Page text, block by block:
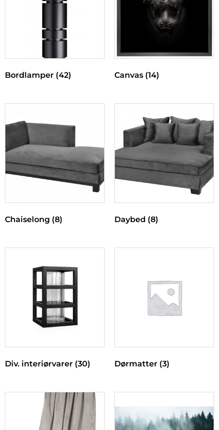
Bordlamper (42) Canvas (14)
Chaiselong (8) Daybed (8)
Div. interiørvarer (30) Dørmatter (3)